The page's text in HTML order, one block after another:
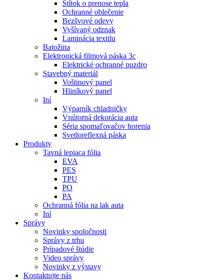
Štítok o prenose tepla
Ochranné oblečenie
Bezšvové odevy
Vyšívaný odznak
Laminácia textilu
Batožina
Elektronická filmová páska 3c
Elektrické ochranné puzdro
Stavebný materiál
Voštinový panel
Hliníkový panel
Iní
Výparník chladničky
Vnútorná dekorácia auta
Séria spomaľovačov horenia
Svetloreflexná páska
Produkty
Tavná lepiaca fólia
EVA
PES
TPU
PO
PA
Ochranná fólia na lak auta
Iní
Správy
Novinky spoločnosti
Správy z trhu
Prípadové štúdie
Video správy
Novinky z výstavy
Kontaktujte nás